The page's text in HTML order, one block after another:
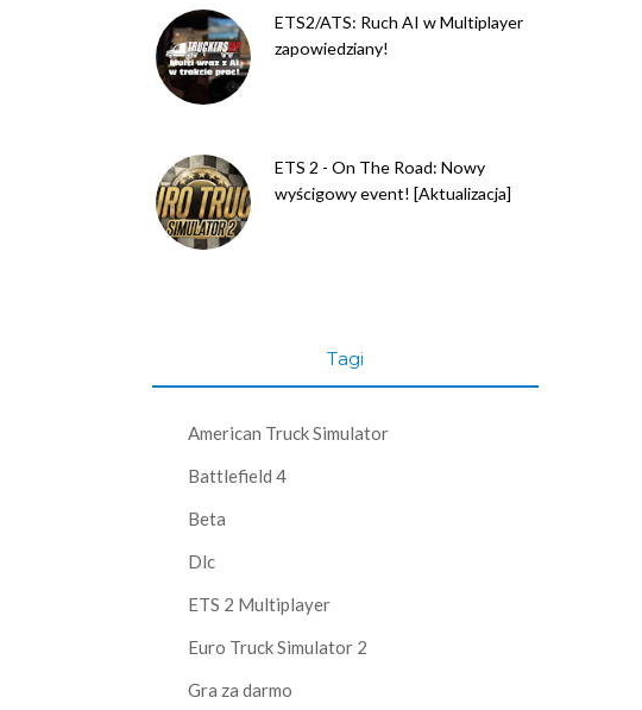
ETS2/ATS: Ruch AI w Multiplayer
zapowiedziany!
ETS 2 - On The Road: Nowy
wyścigowy event! [Aktualizacja]
Tagi
American Truck Simulator
Battlefield 4
Beta
Dlc
ETS 2 Multiplayer
Euro Truck Simulator 2
Gra za darmo